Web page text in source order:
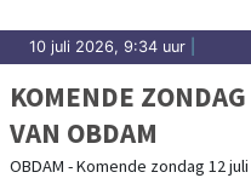
10 juli 2026, 9:34 uur
KOMENDE
VAN OBDAM
OBDAM - Komende zondag 12